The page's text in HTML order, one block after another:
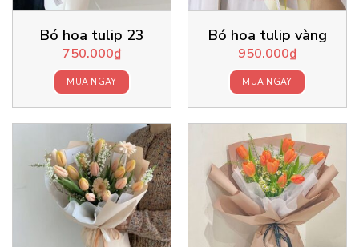
Bó hoa tulip 23
750.000₫
MUA NGAY
Bó hoa tulip vàng
950.000₫
MUA NGAY